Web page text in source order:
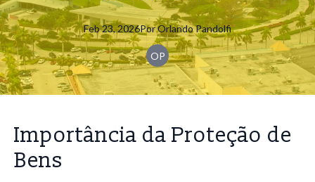
Feb 23, 2026PorOrlandoPandolfi
OP
Importância da Proteção de
Bens